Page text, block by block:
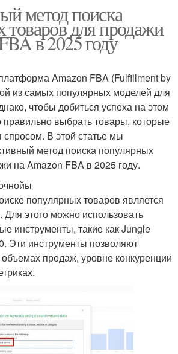
метод поиска
для продажи
в 2025 году
Amazon FBA (Fulfillment by
из самых популярных моделей для
чтобы добиться успеха на этом
выбрать товары, которые
спросом. В этой статье мы
метод поиска популярных
на Amazon FBA в 2025 году.
популярных товаров является
этого можно использовать
инструменты, такие как Jungle
Эти инструменты позволяют
продаж, уровне конкуренции